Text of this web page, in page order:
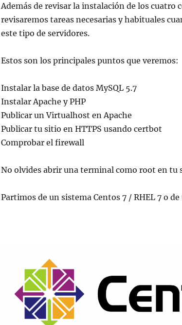
Además de revisar la instalación de los cuatro
revisaremos tareas necesarias y habituales
este tipo de servidores.
Estos son los principales puntos que veremos:
Instalar la base de datos MySQL 5.7
Instalar Apache y PHP
Publicar un Virtualhost en Apache
Publicar tu sitio en HTTPS usando certbot
Comprobar el firewall
No olvides abrir una terminal como root en tu
Partimos de un sistema Centos 7 / RHEL 7 o